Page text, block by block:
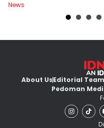
News
About UsEditorial
Pedoman